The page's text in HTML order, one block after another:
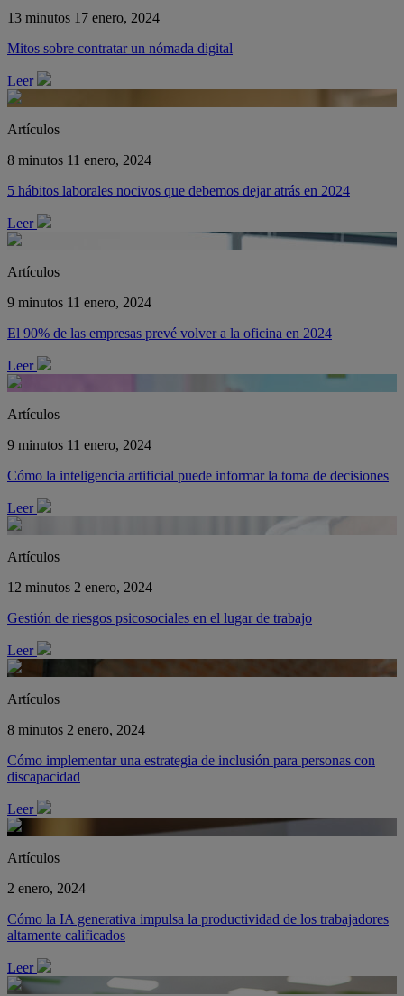
13 minutos 17 enero, 2024
Mitos sobre contratar un nómada digital
Leer
Artículos
8 minutos 11 enero, 2024
5 hábitos laborales nocivos que debemos dejar atrás en 2024
Leer
Artículos
9 minutos 11 enero, 2024
El 90% de las empresas prevé volver a la oficina en 2024
Leer
Artículos
9 minutos 11 enero, 2024
Cómo la inteligencia artificial puede informar la toma de decisiones
Leer
Artículos
12 minutos 2 enero, 2024
Gestión de riesgos psicosociales en el lugar de trabajo
Leer
Artículos
8 minutos 2 enero, 2024
Cómo implementar una estrategia de inclusión para personas con
discapacidad
Leer
Artículos
2 enero, 2024
Cómo la IA generativa impulsa la productividad de los trabajadores
altamente calificados
Leer